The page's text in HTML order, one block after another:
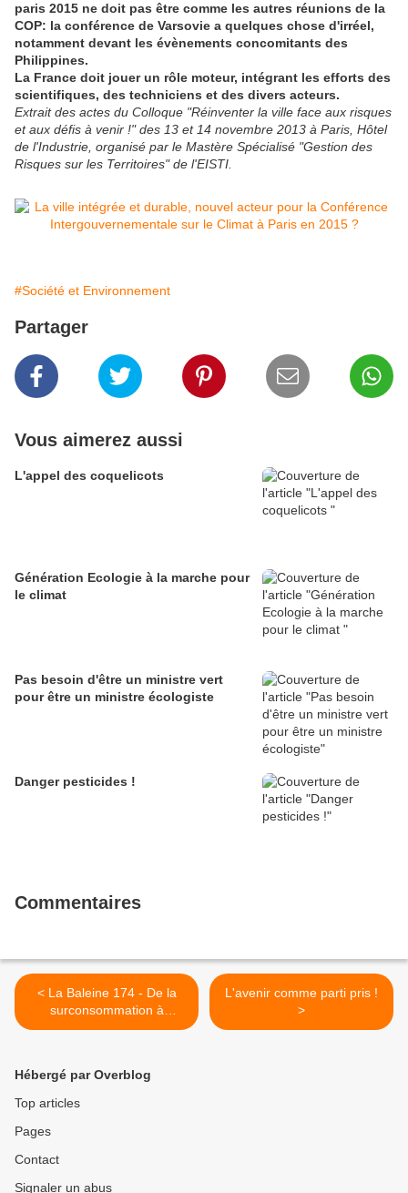
paris 2015 ne doit pas être comme les autres réunions de la
COP: la conférence de Varsovie a quelques chose d'irréel,
notamment devant les évènements concomitants des
Philippines.
La France doit jouer un rôle moteur, intégrant les efforts des
scientifiques, des techniciens et des divers acteurs.
Extrait des actes du Colloque "Réinventer la ville face aux risques
et aux défis à venir !" des 13 et 14 novembre 2013 à Paris, Hôtel
de l'Industrie, organisé par le Mastère Spécialisé "Gestion des
Risques sur les Territoires" de l'EISTI.
#Société et Environnement
Partager
Vous aimerez aussi
L'appel des coquelicots
Génération Ecologie à la marche pour
le climat
Pas besoin d'être un ministre vert
pour être un ministre écologiste
Danger pesticides !
Commentaires
< La Baleine 174 - De la
surconsommation à
l’économie de la convivialité
L'avenir comme parti pris !
>
Hébergé par Overblog
Top articles
Pages
Contact
Signaler un abus